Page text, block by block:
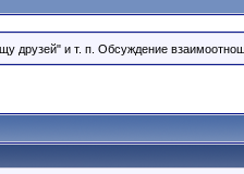
друзей" и т. п. Обсуждение